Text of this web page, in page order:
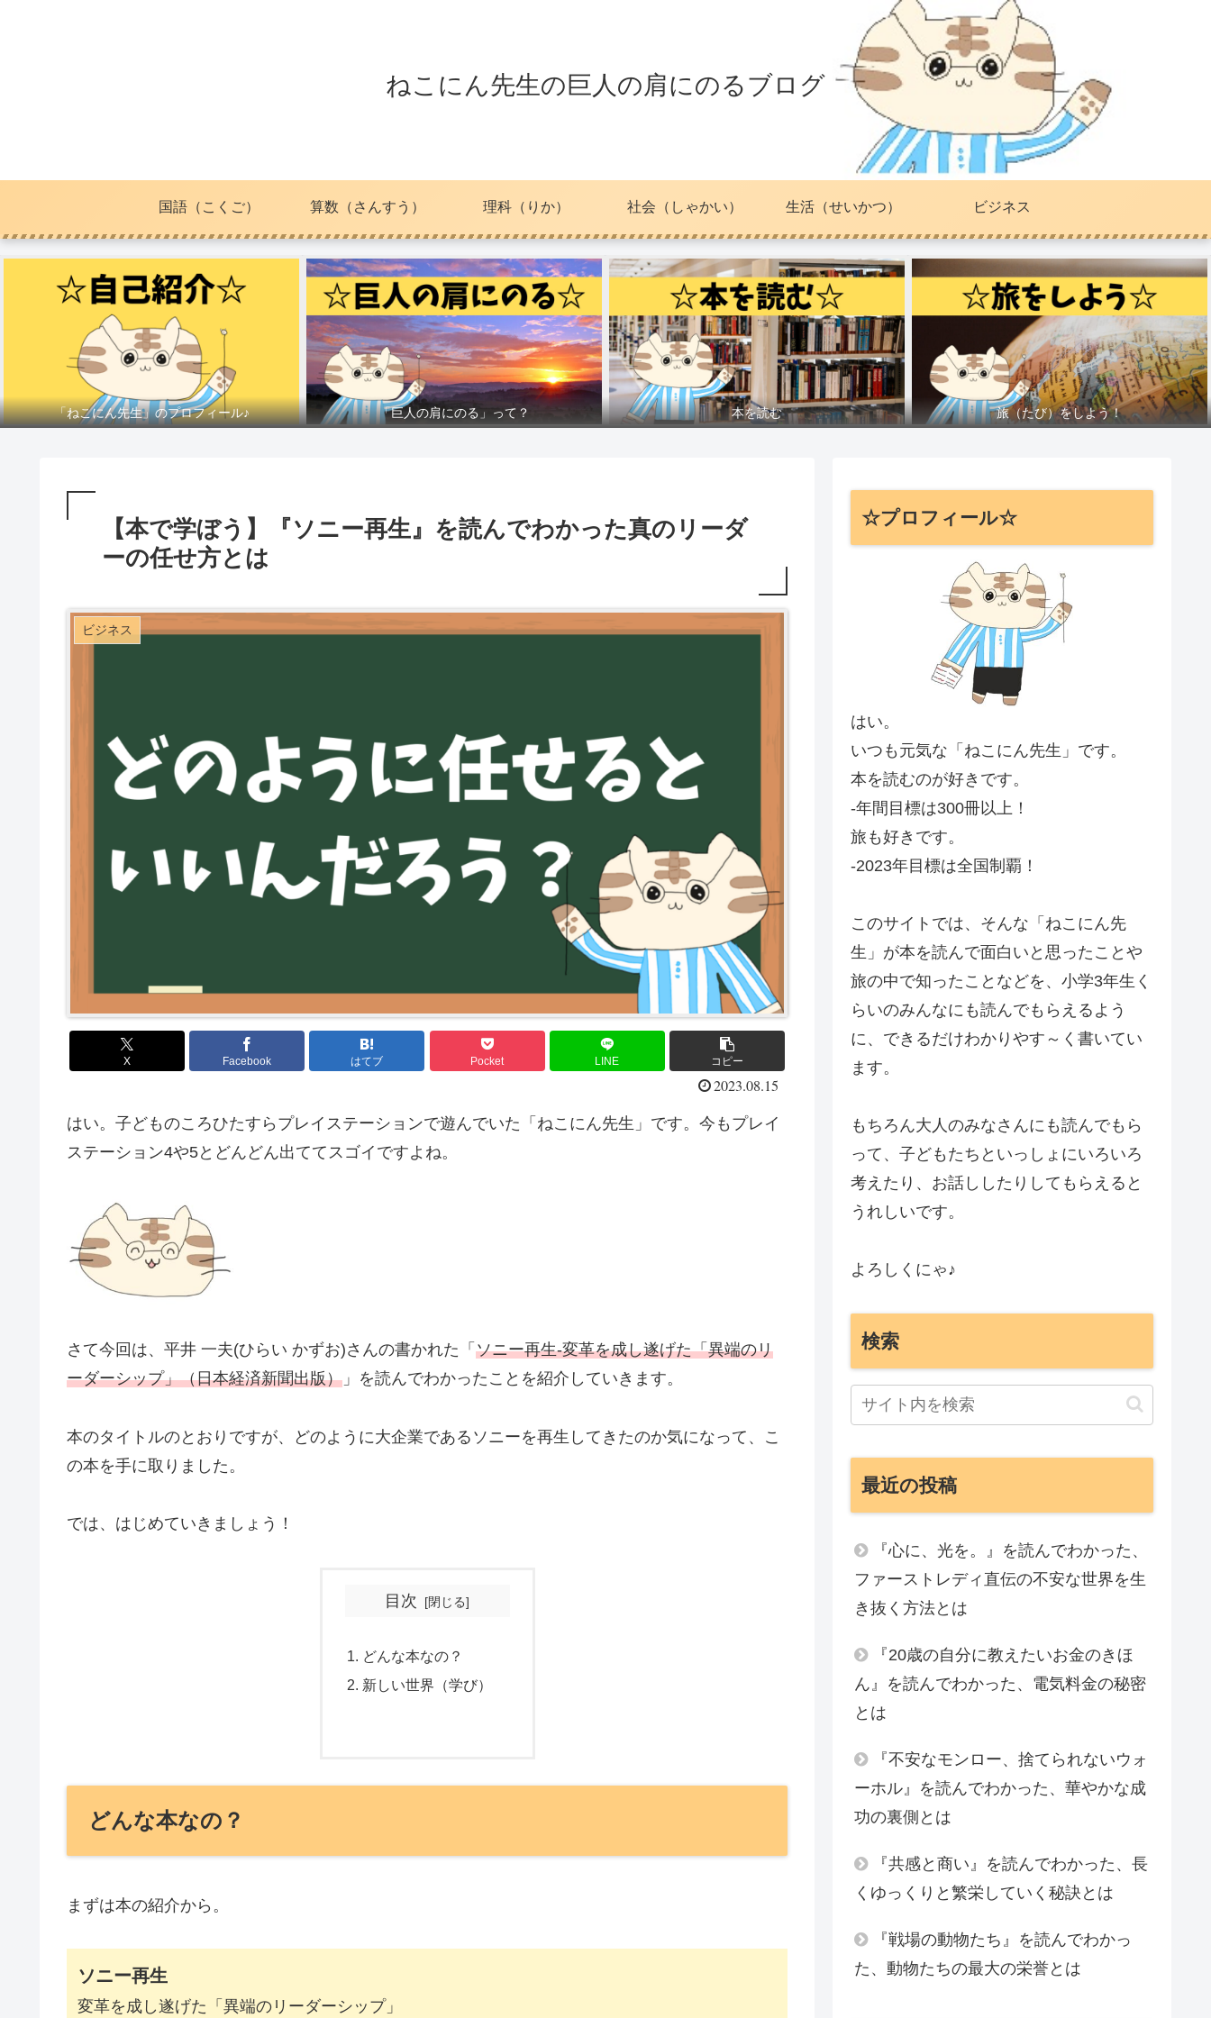
ねこにん先生の巨人の肩にのるブログ
国語（こくご） 算数（さんすう） 理科（りか） 社会（しゃかい） 生活（せいかつ） ビジネス
「ねこにん先生」のプロフィール♪ 「巨人の肩にのる」って？ 本を読む 旅（たび）をしよう！
【本で学ぼう】『ソニー再生』を読んでわかった真のリーダ
ーの任せ方とは
ビジネス
X Facebook はてブ Pocket LINE コピー
2023.08.15
はい。子どものころひたすらプレイステーションで遊んでいた「ねこにん先生」です。今もプレイ
ステーション4や5とどんどん出ててスゴイですよね。
さて今回は、平井 一夫(ひらい かずお)さんの書かれた「 ソニー再生-変革を成し遂げた「異端のリ
ーダーシップ」（日本経済新聞出版） 」を読んでわかったことを紹介していきます。
本のタイトルのとおりですが、どのように大企業であるソニーを再生してきたのか気になって、こ
の本を手に取りました。
では、はじめていきましょう！
目次
どんな本なの？
新しい世界（学び）
どんな本なの？
まずは本の紹介から。
ソニー再生
変革を成し遂げた「異端のリーダーシップ」
☆プロフィール☆
はい。
いつも元気な「ねこにん先生」です。
本を読むのが好きです。
-年間目標は300冊以上！
旅も好きです。
-2023年目標は全国制覇！
このサイトでは、そんな「ねこにん先
生」が本を読んで面白いと思ったことや
旅の中で知ったことなどを、小学3年生く
らいのみんなにも読んでもらえるよう
に、できるだけわかりやす～く書いてい
ます。
もちろん大人のみなさんにも読んでもら
って、子どもたちといっしょにいろいろ
考えたり、お話ししたりしてもらえると
うれしいです。
よろしくにゃ♪
検索
最近の投稿
『心に、光を。』を読んでわかった、
ファーストレディ直伝の不安な世界を生
き抜く方法とは
『20歳の自分に教えたいお金のきほ
ん』を読んでわかった、電気料金の秘密
とは
『不安なモンロー、捨てられないウォ
ーホル』を読んでわかった、華やかな成
功の裏側とは
『共感と商い』を読んでわかった、長
くゆっくりと繁栄していく秘訣とは
『戦場の動物たち』を読んでわかっ
た、動物たちの最大の栄誉とは